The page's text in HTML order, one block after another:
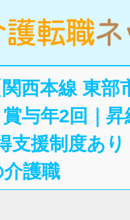
関西本線 東
賞与年2回｜
支援制度あ
護職